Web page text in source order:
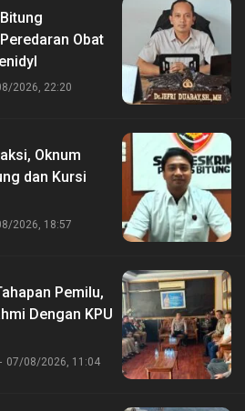
Obat
2026, 22:20
Oknum
dan Kursi
2026, 18:57
Pemilu,
Dengan KPU
07/08/2026, 11:04